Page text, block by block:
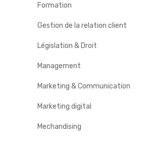
Formation
Gestion de la relation client
Législation & Droit
Management
Marketing & Communication
Marketing digital
Mechandising